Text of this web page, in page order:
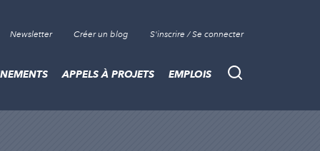
Newsletter Créer un blog S'inscrire / Se connecter
Recherche
APPELS À PROJETS EMPLOIS